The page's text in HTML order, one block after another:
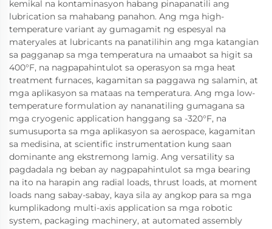
kemikal na kontaminasyon habang pinapanatili ang
lubrication sa mahabang panahon. Ang mga high-
temperature variant ay gumagamit ng espesyal na
materyales at lubricants na panatilihin ang mga katangian
sa pagganap sa mga temperatura na umaabot sa higit sa
400°F, na nagpapahintulot sa operasyon sa mga heat
treatment furnaces, kagamitan sa paggawa ng salamin, at
mga aplikasyon sa mataas na temperatura. Ang mga low-
temperature formulation ay nananatiling gumagana sa
mga cryogenic application hanggang sa -320°F, na
sumusuporta sa mga aplikasyon sa aerospace, kagamitan
sa medisina, at scientific instrumentation kung saan
dominante ang ekstremong lamig. Ang versatility sa
pagdadala ng beban ay nagpapahintulot sa mga bearing
na ito na harapin ang radial loads, thrust loads, at moment
loads nang sabay-sabay, kaya sila ay angkop para sa mga
kumplikadong multi-axis application sa mga robotic
system, packaging machinery, at automated assembly